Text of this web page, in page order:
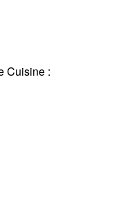
Cuisine :